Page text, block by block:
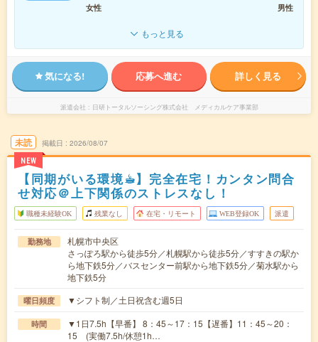
女性
男性
もっと見る
気になる! 応募へ進む 詳しく見る
派遣会社 日研トータルソーシング株式会社 メディカルケア事業部
未読
NEW
掲載日 2026/08/07
【同期がいる環境☕︎】完全在宅！カンタン問合
せ対応＠上下関係のストレスなし！
職種未経験OK 残業なし 在宅・リモート WEB登録OK 派遣
勤務地
札幌市中央区
さっぽろ駅から徒歩5分／札幌駅から徒歩5分／すすきの駅か
ら地下鉄5分／バスセンター前駅から地下鉄5分／菊水駅から
地下鉄5分
曜日頻度 ▼シフト制／土日祝含む週5日
時間
▼1日7.5h【早番】 8：45～17：15【遅番】11：45～20：
15 (実働7.5h/休憩1h…